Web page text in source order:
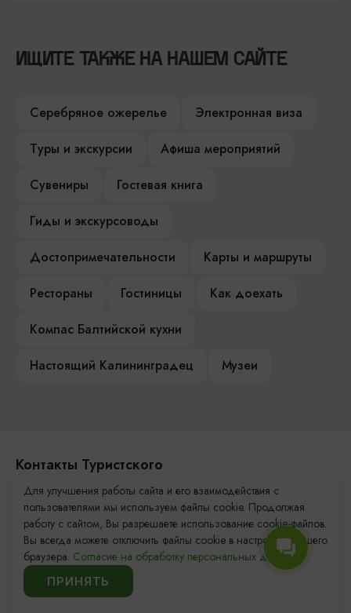
ИЩИТЕ ТАКЖЕ НА НАШЕМ САЙТЕ
Серебряное ожерелье
Электронная виза
Туры и экскурсии
Афиша мероприятий
Сувениры
Гостевая книга
Гиды и экскурсоводы
Достопримечательности
Карты и маршруты
Рестораны
Гостиницы
Как доехать
Компас Балтийской кухни
Настоящий Калининградец
Музеи
Контакты Туристского
информационного центра
+7 (4012) 555-200
8 (800) 200-55-39
info@visit-kaliningrad.ru
Для улучшения работы сайта и его взаимодействия с
пользователями мы используем файлы cookie. Продолжая
работу с сайтом, Вы разрешаете использование cookie-файлов.
Вы всегда можете отключить файлы cookie в настройках Вашего
браузера. Согласие на обработку персональных данных.
ПРИНЯТЬ